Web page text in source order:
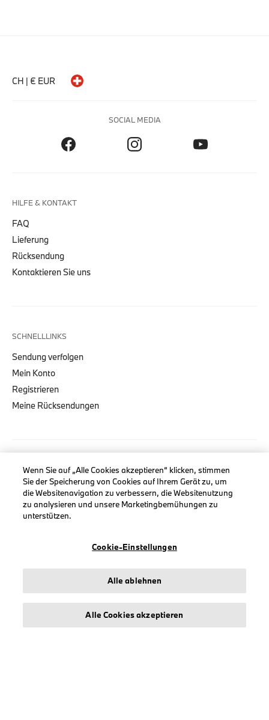
CH | € EUR
SOCIAL MEDIA
HILFE & KONTAKT
FAQ
Lieferung
Rücksendung
Kontaktieren Sie uns
SCHNELLLINKS
Sendung verfolgen
Mein Konto
Registrieren
Meine Rücksendungen
KOLLEKTIONEN
Herren
Damen
Accessoires
BMW Motorsport
Wenn Sie auf „Alle Cookies akzeptieren“ klicken, stimmen
Sie der Speicherung von Cookies auf Ihrem Gerät zu, um
die Websitenavigation zu verbessern, die Websitenutzung
zu analysieren und unsere Marketingbemühungen zu
unterstützen.
Cookie-Einstellungen
Alle ablehnen
Alle Cookies akzeptieren